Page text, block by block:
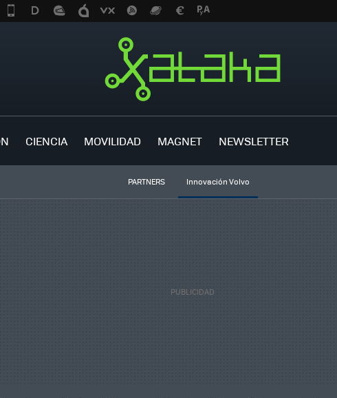
CIENCIA MOVILIDAD MAGNET NEWSLETTER
PARTNERS Innovación Volvo